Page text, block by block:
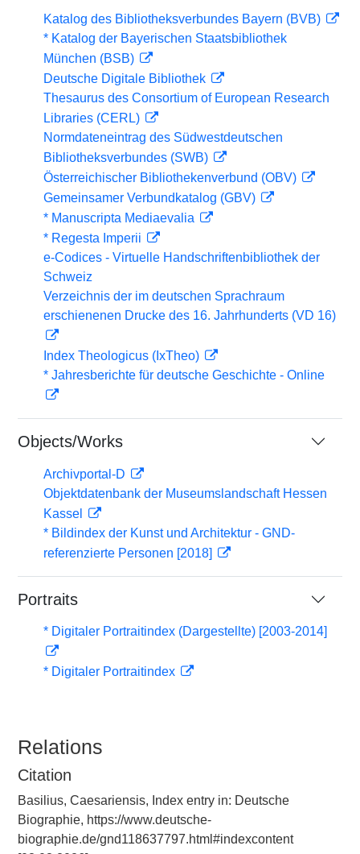
Katalog des Bibliotheksverbundes Bayern (BVB)
* Katalog der Bayerischen Staatsbibliothek
München (BSB)
Deutsche Digitale Bibliothek
Thesaurus des Consortium of European Research
Libraries (CERL)
Normdateneintrag des Südwestdeutschen
Bibliotheksverbundes (SWB)
Österreichischer Bibliothekenverbund (OBV)
Gemeinsamer Verbundkatalog (GBV)
* Manuscripta Mediaevalia
* Regesta Imperii
e-Codices - Virtuelle Handschriftenbibliothek der
Schweiz
Verzeichnis der im deutschen Sprachraum
erschienenen Drucke des 16. Jahrhunderts (VD 16)
Index Theologicus (IxTheo)
* Jahresberichte für deutsche Geschichte - Online
Objects/Works
Archivportal-D
Objektdatenbank der Museumslandschaft Hessen
Kassel
* Bildindex der Kunst und Architektur - GND-
referenzierte Personen [2018]
Portraits
* Digitaler Portraitindex (Dargestellte) [2003-2014]
* Digitaler Portraitindex
Relations
Citation
Basilius, Caesariensis, Index entry in: Deutsche
Biographie, https://www.deutsche-
biographie.de/gnd118637797.html#indexcontent